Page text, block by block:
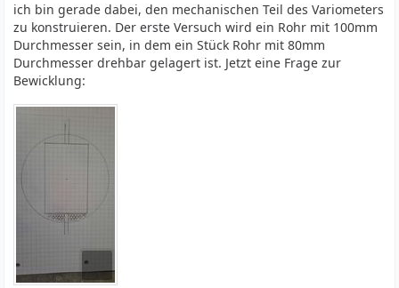
ich bin gerade dabei, den mechanischen Teil des Variometers
zu konstruieren. Der erste Versuch wird ein Rohr mit 100mm
Durchmesser sein, in dem ein Stück Rohr mit 80mm
Durchmesser drehbar gelagert ist. Jetzt eine Frage zur
Bewicklung: